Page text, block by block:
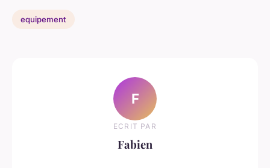
equipement
F
ECRIT PAR
Fabien